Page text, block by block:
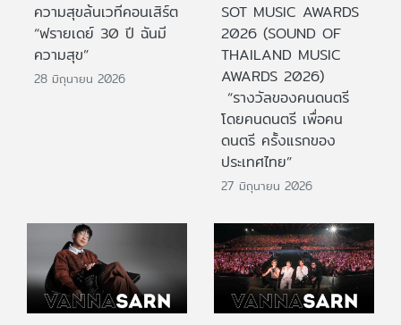
ความสุขล้นเวทีคอนเสิร์ต
“ฟรายเดย์ 30 ปี ฉันมี
ความสุข”
28 มิถุนายน 2026
SOT MUSIC AWARDS
2026 (SOUND OF
THAILAND MUSIC
AWARDS 2026)
“รางวัลของคนดนตรี
โดยคนดนตรี เพื่อคน
ดนตรี ครั้งแรกของ
ประเทศไทย”
27 มิถุนายน 2026